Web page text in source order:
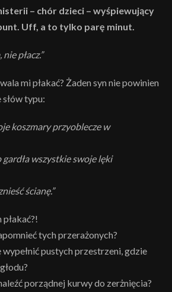
– chór dzieci – wyśpiewujący
Uff, a to tylko parę minut.
płacz.”
mi płakać? Żaden syn nie powinien
słów typu:
koszmary przyoblecze w
wszystkie swoje lęki
ścianę.”
tych przerażonych?
pustych przestrzeni, gdzie
porządnej kurwy do zerżnięcia?